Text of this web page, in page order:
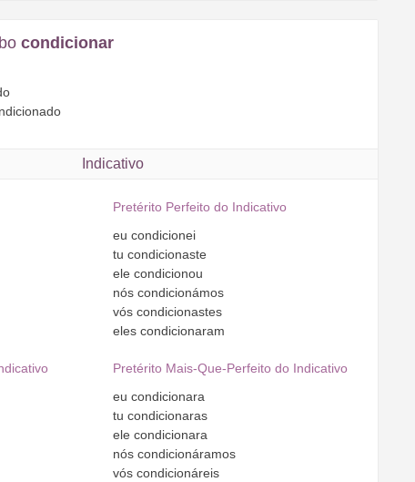
condicionar
Indicativo
Pretérito Perfeito do Indicativo
eu condicionei
tu condicionaste
ele condicionou
nóscondicionámos
vóscondicionastes
elescondicionaram
Pretérito Mais-Que-Perfeito do Indicativo
eu condicionara
tu condicionaras
ele condicionara
nóscondicionáramos
vóscondicionáreis